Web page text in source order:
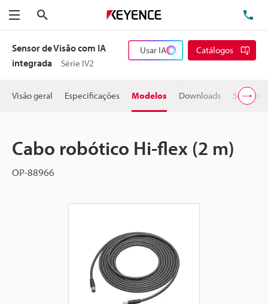
Menu
Sensor de Visão com IA
integrada
Série IV2
Usar IA Catálogos
Visão geral Especificações Modelos Downloads Suporte
Cabo robótico Hi-flex (2 m)
OP-88966